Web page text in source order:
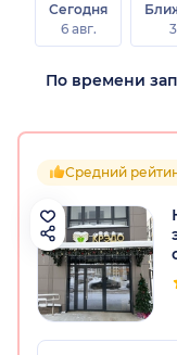
Сегодня
6 авг.
Средний